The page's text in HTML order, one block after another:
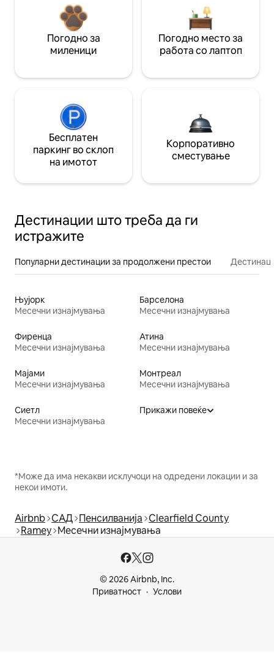
Погодно за
миленици
Погодно место за
работа со лаптоп
Бесплатен
паркинг во склоп
на имотот
Корпоративно
сместување
Дестинации што треба да ги
истражите
Популарни дестинации за продолжени престои
Њујорк
Месечни изнајмувања
Барселона
Месечни изнајмувања
Фиренца
Месечни изнајмувања
Атина
Месечни изнајмувања
Мајами
Месечни изнајмувања
Монтреал
Месечни изнајмувања
Сиетл
Месечни изнајмувања
Прикажи повеќе
*Може да има некакви исклучоци на одредени локации и за
некои имоти.
Airbnb САД Пенсилванија Clearfield County
Ramey Месечни изнајмувања
© 2026 Airbnb, Inc.
Приватност
Услови